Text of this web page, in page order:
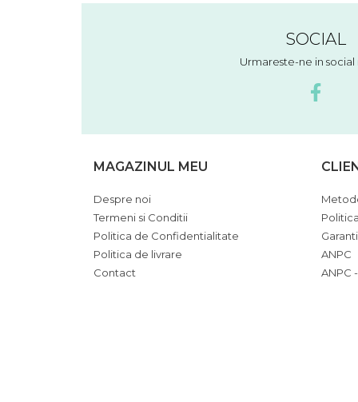
SOCIAL
Urmareste-ne in
MAGAZINUL MEU
Despre noi
Termeni si Conditii
Politica de Confidentialitate
Politica de livrare
Contact
ANPC
ANPC -